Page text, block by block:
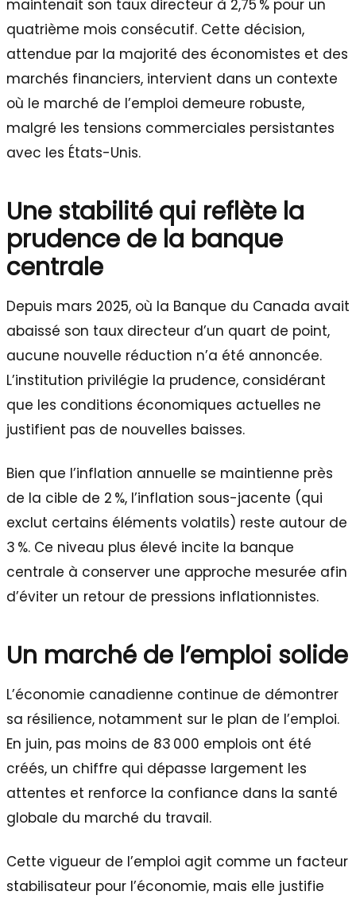
maintenait son taux directeur à 2,75 % pour un
quatrième mois consécutif. Cette décision,
attendue par la majorité des économistes et des
marchés financiers, intervient dans un contexte
où le marché de l’emploi demeure robuste,
malgré les tensions commerciales persistantes
avec les États-Unis.
Une stabilité qui reflète la
prudence de la banque
centrale
Depuis mars 2025, où la Banque du Canada avait
abaissé son taux directeur d’un quart de point,
aucune nouvelle réduction n’a été annoncée.
L’institution privilégie la prudence, considérant
que les conditions économiques actuelles ne
justifient pas de nouvelles baisses.
Bien que l’inflation annuelle se maintienne près
de la cible de 2 %, l’inflation sous-jacente (qui
exclut certains éléments volatils) reste autour de
3 %. Ce niveau plus élevé incite la banque
centrale à conserver une approche mesurée afin
d’éviter un retour de pressions inflationnistes.
Un marché de l’emploi solide
L’économie canadienne continue de démontrer
sa résilience, notamment sur le plan de l’emploi.
En juin, pas moins de 83 000 emplois ont été
créés, un chiffre qui dépasse largement les
attentes et renforce la confiance dans la santé
globale du marché du travail.
Cette vigueur de l’emploi agit comme un facteur
stabilisateur pour l’économie, mais elle justifie